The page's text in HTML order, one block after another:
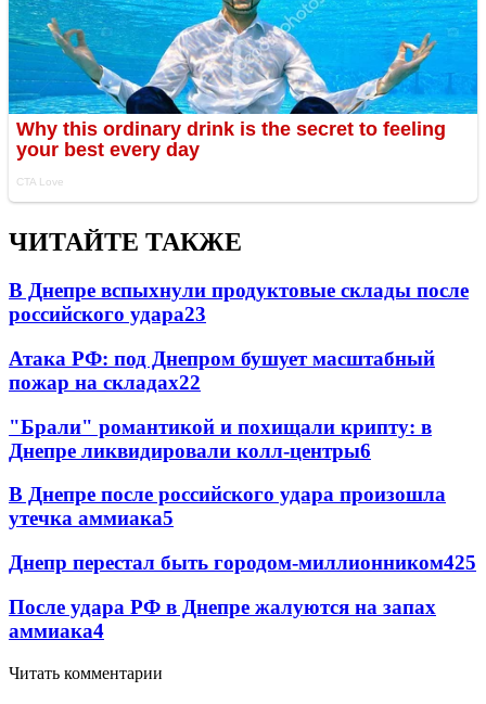
ЧИТАЙТЕ ТАКЖЕ
В Днепре вспыхнули продуктовые склады после
российского удара23
Атака РФ: под Днепром бушует масштабный
пожар на складах22
"Брали" романтикой и похищали крипту: в
Днепре ликвидировали колл-центры6
В Днепре после российского удара произошла
утечка аммиака5
Днепр перестал быть городом-миллионником425
После удара РФ в Днепре жалуются на запах
аммиака4
Читать комментарии